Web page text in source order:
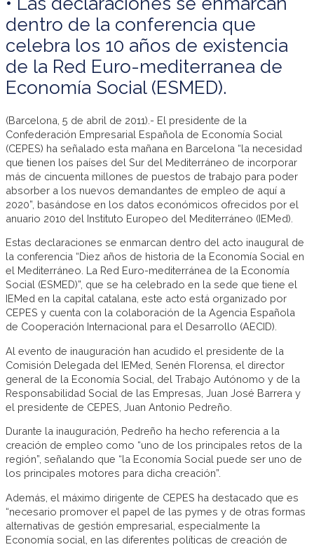
dentro de la conferencia que
celebra los 10 años de existencia
de la Red Euro-mediterranea de
Economía Social (ESMED).
(Barcelona, 5 de abril de 2011).- El presidente de la
Confederación Empresarial Española de Economía Social
(CEPES) ha señalado esta mañana en Barcelona “la necesidad
que tienen los países del Sur del Mediterráneo de incorporar
más de cincuenta millones de puestos de trabajo para poder
absorber a los nuevos demandantes de empleo de aquí a
2020”, basándose en los datos económicos ofrecidos por el
anuario 2010 del Instituto Europeo del Mediterráneo (IEMed).
Estas declaraciones se enmarcan dentro del acto inaugural de
la conferencia “Diez años de historia de la Economía Social en
el Mediterráneo. La Red Euro-mediterránea de la Economía
Social (ESMED)”, que se ha celebrado en la sede que tiene el
IEMed en la capital catalana, este acto está organizado por
CEPES y cuenta con la colaboración de la Agencia Española
de Cooperación Internacional para el Desarrollo (AECID).
Al evento de inauguración han acudido el presidente de la
Comisión Delegada del IEMed, Senén Florensa, el director
general de la Economía Social, del Trabajo Autónomo y de la
Responsabilidad Social de las Empresas, Juan José Barrera y
el presidente de CEPES, Juan Antonio Pedreño.
Durante la inauguración, Pedreño ha hecho referencia a la
creación de empleo como “uno de los principales retos de la
región”, señalando que “la Economía Social puede ser uno de
los principales motores para dicha creación”.
Además, el máximo dirigente de CEPES ha destacado que es
“necesario promover el papel de las pymes y de otras formas
alternativas de gestión empresarial, especialmente la
Economía social, en las diferentes políticas de creación de